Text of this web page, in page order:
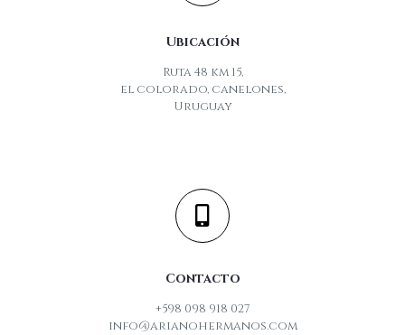
Ubicación
Ruta 48 km 15,
el colorado, canelones,
Uruguay
Contacto
+598 098 918 027
info@arianohermanos.com